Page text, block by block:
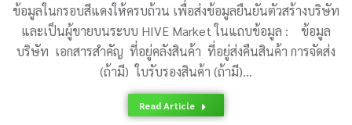
ข้อมูลในกรอบสีแดงให้ครบถ้วน เพื่อส่งข้อมูลยืนยันตัวสร้างบริษัท
และเป็นผู้ขายบนระบบ HIVE Market ในแถบข้อมูล : ข้อมูล
บริษัท เอกสารสำคัญ ที่อยู่คลังสินค้า ที่อยู่ส่งคืนสินค้า การจัดส่ง
(ถ้ามี) ใบรับรองสินค้า (ถ้ามี)…
Read Article